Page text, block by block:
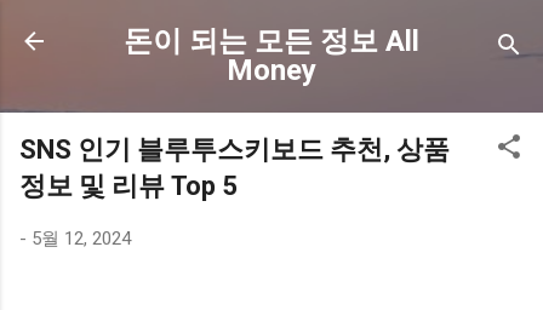
기본 콘텐츠로 건너뛰기
돈이 되는 모든 정보 All
Money
SNS 인기 블루투스키보드 추천, 상품
정보 및 리뷰 Top 5
- 5월 12, 2024